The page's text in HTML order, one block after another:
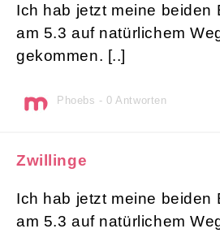
Ich hab jetzt meine beiden
am 5.3 auf natürlichem
gekommen. [..]
Phoebs - 0 Antworten
Zwillinge
Ich hab jetzt meine beiden
am 5.3 auf natürlichem